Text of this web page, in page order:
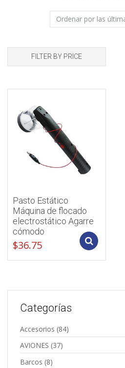
FILTER BY PRICE
Pasto Estático
Máquina de flocado
electrostático Agarre
cómodo
$36.75
Categorías
Accesorios (84)
AVIONES (37)
Barcos (8)